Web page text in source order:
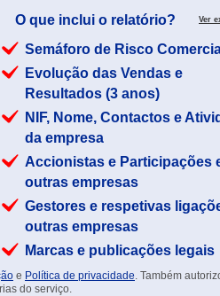
O que inclui o relatório? Ver
Semáforo de Risco
Evolução das Vendas e
Resultados (3 anos)
NIF, Nome, Contactos e
da empresa
Accionistas e Participações
outras empresas
Gestores e respetivas
outras empresas
Marcas e publicações legais
e Política de privacidade. Também
do serviço.